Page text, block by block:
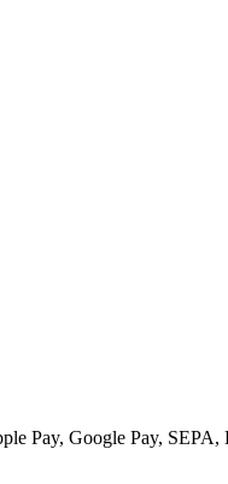
Pay, Google Pay,